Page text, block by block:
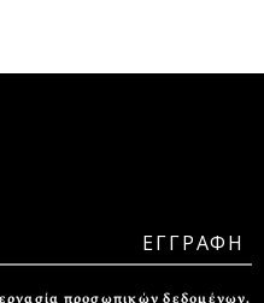
προσωπικών δεδομένων.